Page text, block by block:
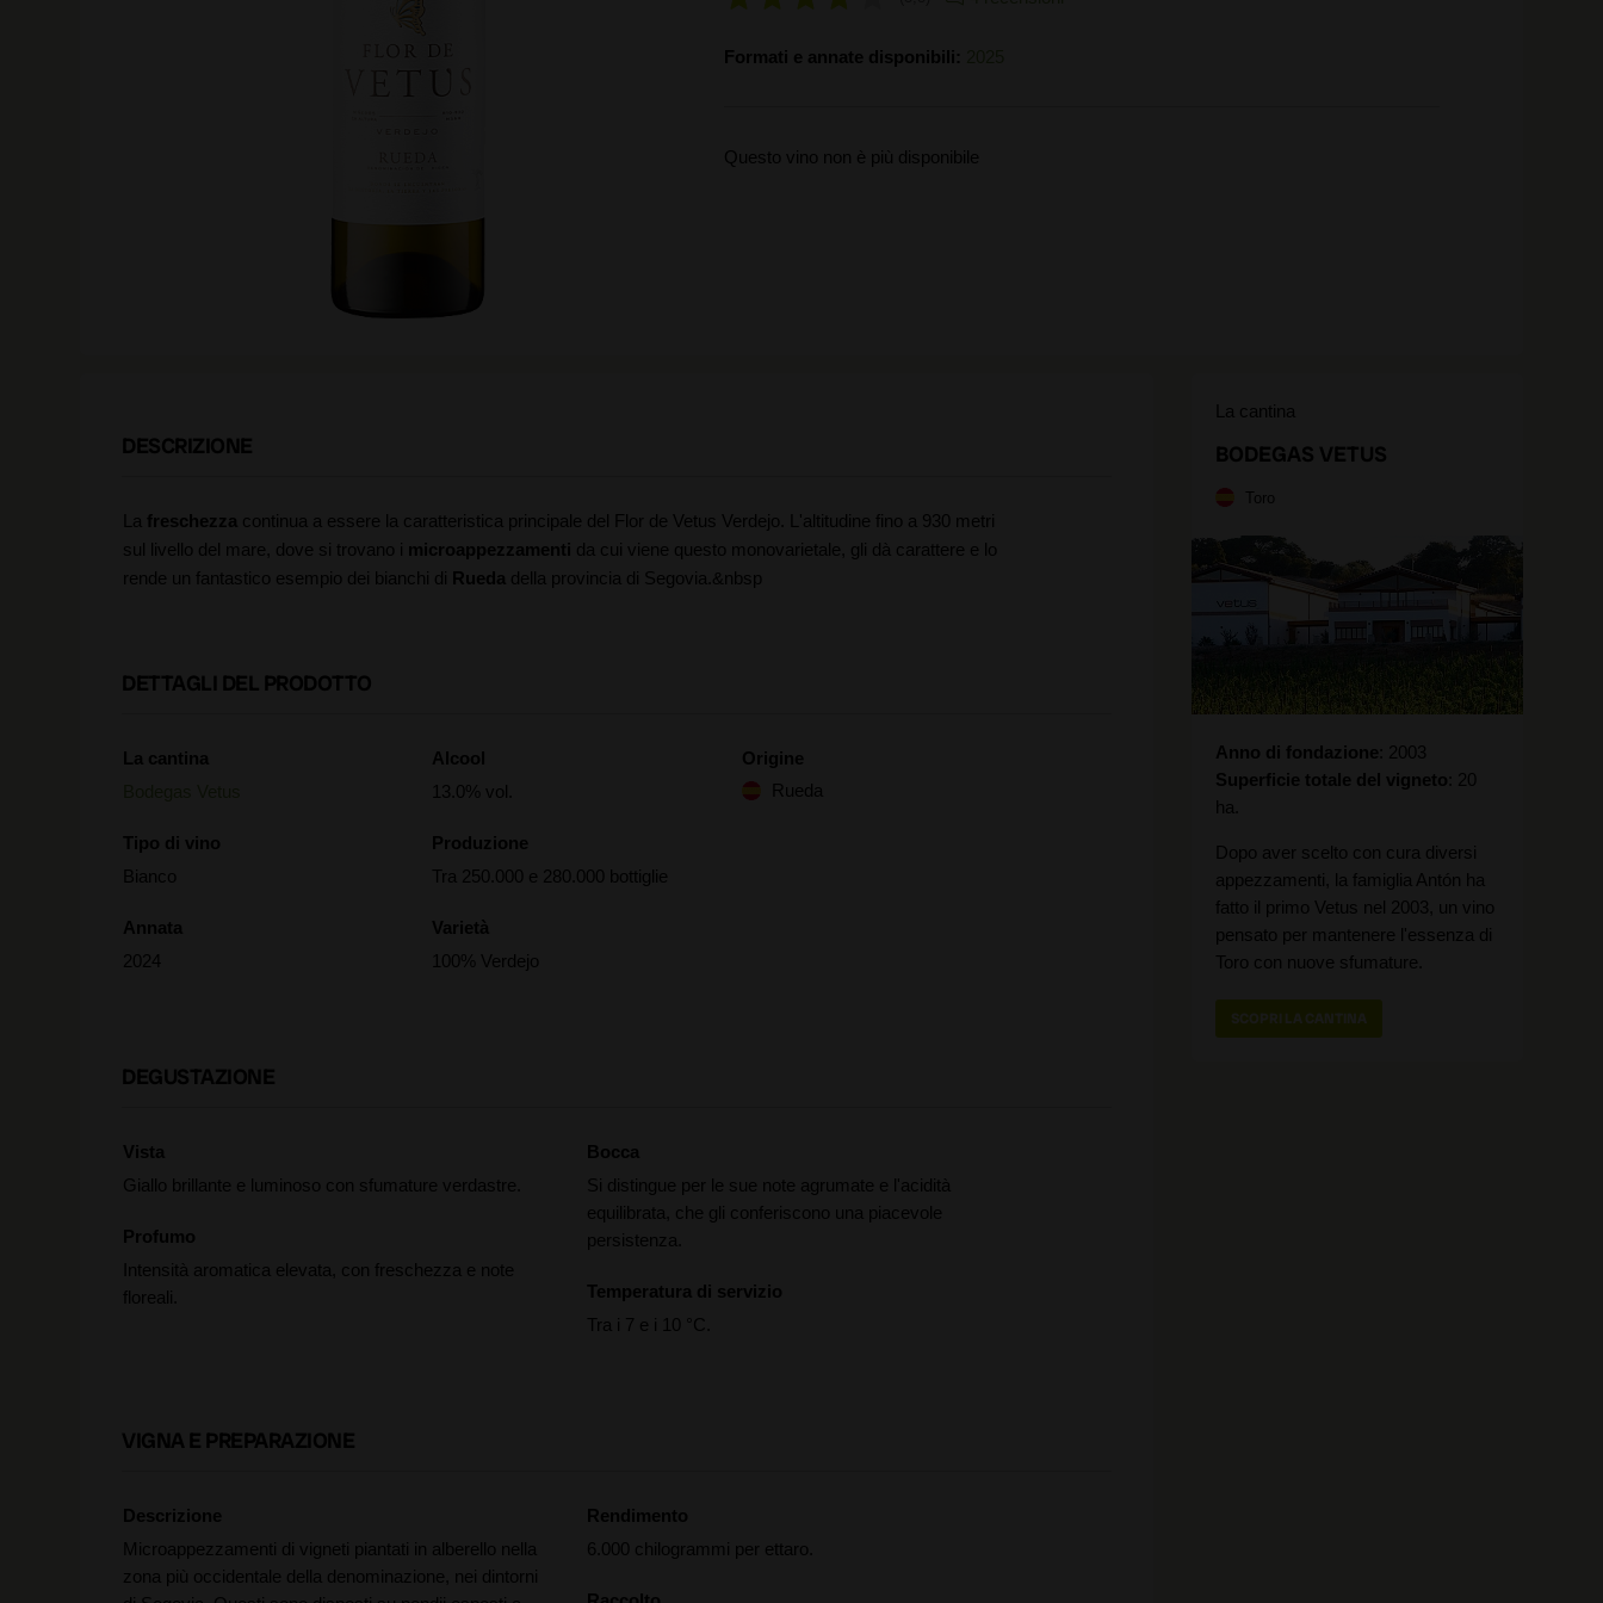
Formati e annate disponibili:
Questo vino non è più disponibile
DESCRIZIONE
La freschezza continua a essere la caratteristica principale del Flor de Vetus Verdejo. L'altitudine fino a 930 metri
sul livello del mare, dove si trovano i microappezzamenti da cui viene questo monovarietale, gli dà carattere e lo
rende un fantastico esempio dei bianchi di Rueda della provincia di Segovia.&nbsp
DETTAGLI DEL PRODOTTO
La cantina
Tipo di vino
Bianco
Annata
2024
Alcool
13.0% vol.
Produzione
Tra 250.000 e 280.000 bottiglie
Varietà
100% Verdejo
Origine
Rueda
DEGUSTAZIONE
Vista
Giallo brillante e luminoso con sfumature verdastre.
Profumo
Intensità aromatica elevata, con freschezza e note
floreali.
Bocca
Si distingue per le sue note agrumate e l'acidità
equilibrata, che gli conferiscono una piacevole
persistenza.
Temperatura di servizio
Tra i 7 e i 10 °C.
VIGNA E PREPARAZIONE
Descrizione
Microappezzamenti di vigneti piantati in alberello nella
zona più occidentale della denominazione, nei dintorni
Rendimento
6.000 chilogrammi per ettaro.
La cantina
BODEGAS VETUS
Toro
Anno di fondazione
2003
Superficie totale del vigneto
20
ha.
Dopo aver scelto con cura diversi
appezzamenti, la famiglia Antón ha
fatto il primo Vetus nel 2003, un vino
pensato per mantenere l'essenza di
Toro con nuove sfumature.
SCOPRI LA CANTINA